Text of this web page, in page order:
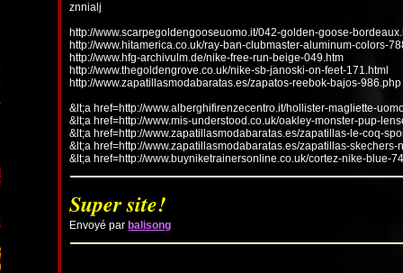
znnialj
http://www.scarpegoldengooseuomo.it/042-golden-goose-
http://www.hitamerica.co.uk/ray-ban-clubmaster-aluminum-colors-
http://www.hfg-archivulm.de/nike-free-run-beige-049.htm
http://www.thegoldengrove.co.uk/nike-sb-janoski-on-feet-171.html
http://www.zapatillasmodabaratas.es/zapatos-reebok-bajos-986.php
&lt;a href=http://www.alberghifirenzecentro.it/hollister-magliette-
&lt;a href=http://www.mis-understood.co.uk/oakley-monster-pup-
&lt;a href=http://www.zapatillasmodabaratas.es/zapatillas-le-coq-
&lt;a href=http://www.zapatillasmodabaratas.es/zapatillas-
&lt;a href=http://www.buyniketrainersonline.co.uk/cortez-nike-blue-
Super site!
Envoyé par balisong